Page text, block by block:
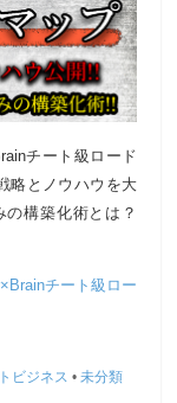
チート級ロード
略とノウハウを大
構築化術とは？
チート級ロー
ビジネス • 未分類